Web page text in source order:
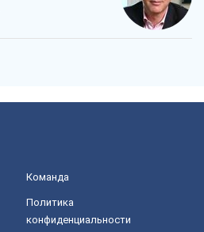
Команда
Политика
конфиденциальности